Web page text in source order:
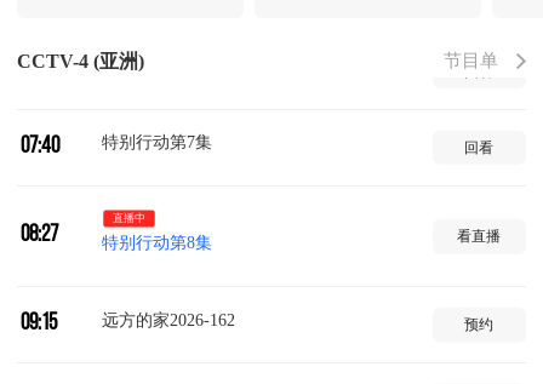
CCTV-4 (亚洲) 节目单
06:51 特别行动第6集 回看
07:40 特别行动第7集 回看
08:27
直播中
特别行动第8集 看直播
09:15 远方的家2026-162 预约